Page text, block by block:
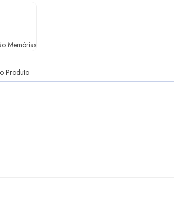
Memórias
Produto